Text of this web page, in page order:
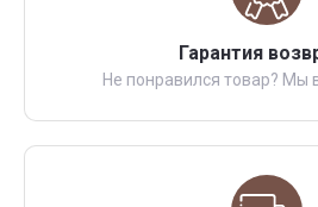
Гарантия
Не понравился товар? Мы